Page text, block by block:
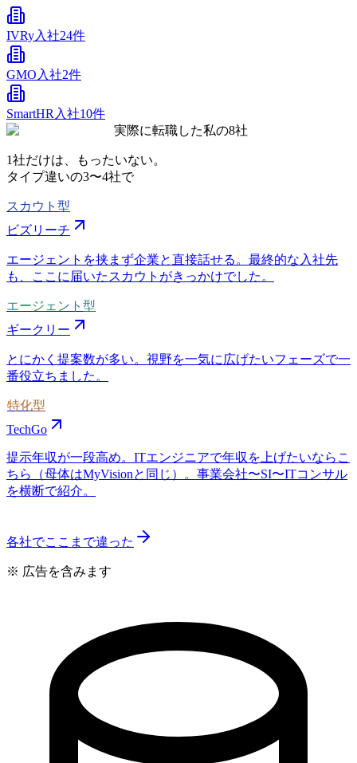
IVRy入社24件
GMO 入社2件
SmartHR 入社10件
実際に転職した私の8社
1社だけは、もったいない。
タイプ違いの3〜4社で
スカウト型
ビズリーチ
エージェントを挟まず企業と直接話せる。最終的な入社先
も、ここに届いたスカウトがきっかけでした。
エージェント型
ギークリー
とにかく提案数が多い。視野を一気に広げたいフェーズで一
番役立ちました。
特化型
TechGo
提示年収が一段高め。ITエンジニアで年収を上げたいならこ
ちら（母体はMyVisionと同じ）。事業会社〜SI〜ITコンサル
を横断で紹介。
各社でここまで違った
※ 広告を含みます